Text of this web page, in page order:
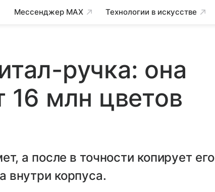
Мессенджер MAX Технологии в искусстве
ручка: она
16 млн цветов
а после в точности копирует его
внутри корпуса.